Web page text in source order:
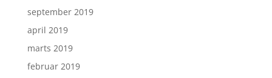
september 2019
april 2019
marts 2019
februar 2019